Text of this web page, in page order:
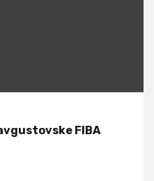
FIBA